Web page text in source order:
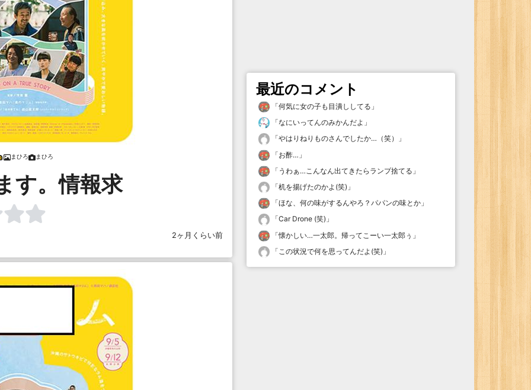
まひろ まひろ
す。情報求
2ヶ月くらい前
最近のコメント
「何気に女の子も目潰ししてる 」
「なにいってんのみかんだよ 」
「やはりねりものさんでしたか…（笑）
」
「お酢… 」
「 うわぁ…こんなん出てきたらランプ捨てる 」
「机を揚げたのかよ(笑) 」
「ほな、何の味がするんやろ？パパンの味とか 」
「Car Drone (笑) 」
「懐かしい…一太郎。帰ってこーい一太郎ぅ 」
「 この状況で何を思ってんだよ(笑) 」